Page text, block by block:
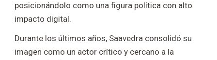
posicionándolo como una figura política con alto
impacto digital.
Durante los últimos años, Saavedra consolidó su
imagen como un actor crítico y cercano a la